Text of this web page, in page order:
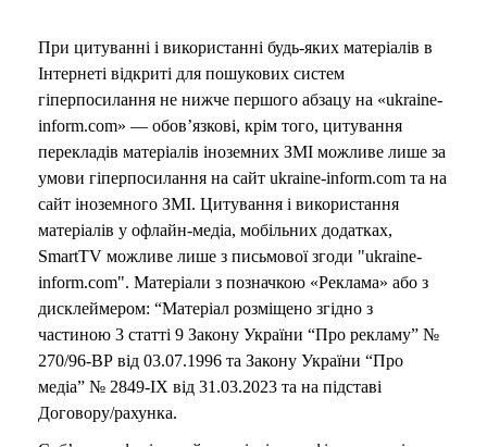
При цитуванні і використанні будь-яких матеріалів в
Інтернеті відкриті для пошукових систем
гіперпосилання не нижче першого абзацу на «ukraine-
inform.com» — обов’язкові, крім того, цитування
перекладів матеріалів іноземних ЗМІ можливе лише за
умови гіперпосилання на сайт ukraine-inform.com та на
сайт іноземного ЗМІ. Цитування і використання
матеріалів у офлайн-медіа, мобільних додатках,
SmartTV можливе лише з письмової згоди "ukraine-
inform.com". Матеріали з позначкою «Реклама» або з
дисклеймером: “Матеріал розміщено згідно з
частиною 3 статті 9 Закону України “Про рекламу” №
270/96-ВР від 03.07.1996 та Закону України “Про
медіа” № 2849-IX від 31.03.2023 та на підставі
Договору/рахунка.